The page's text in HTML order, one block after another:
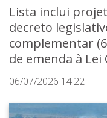
Lista inclui
decreto
complementar
de emenda à Lei
06/07/2026 14:22